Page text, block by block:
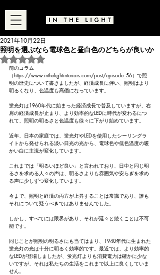
照明を選ぶなら電球色と昼白色のどちらが良いか
2021年10月22日
5つ星のうちNaNと評価されています。
前のコラム
（https://www.inthelightinteriors.com/post/episode_56）で照
明の歴史について書きましたが、経済成長に伴い、照明はより
明るくなり、色温度も高価になっています。
蛍光灯は1960年代に始まった経済成長で普及していますが、右
肩の経済成長が止まり、より効率的なLEDに時代が変わるにつ
れて、照明の明るさと色温度も徐々に下がり始めています。
近年、日本の家庭では、蛍光灯やLEDを使用したシーリングラ
イトから発せられる淡い日光の光から、電球色や低色温度の暖
かい白に主流が変化しています。
これまでは「明るいほど良い」と言われており、日中と同じ明
るさを求める人々の声は、明るさよりも雰囲気や安らぎを求め
る声に少しずつ変化しています。
今まで、照明と経済の両方が上昇することは常識であり、誰も
それについて疑うべきではありませんでした。
しかし、すべてには限界があり、それが延々と続くことは不可
能です。
同じことが照明の明るさにも当てはまり、1940年代に生まれた
蛍光灯の光は十分に明るく効率的です。最近では、より効率的
なLEDが登場しましたが、蛍光灯よりも消費電力は確かに少な
いですが、それは私たちの生活をこれまで以上に良くしていま
せん。